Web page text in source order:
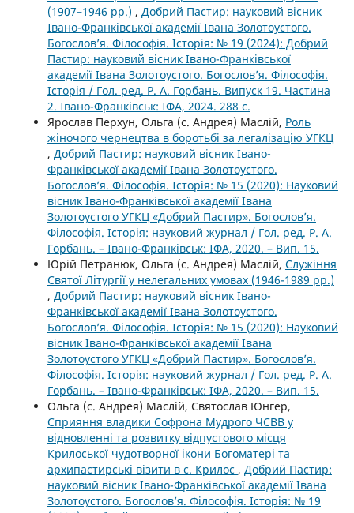
(1907–1946 рр.) , Добрий Пастир: науковий вісник
Івано-Франківської академії Івана Золотоустого.
Богослов’я. Філософія. Історія: № 19 (2024): Добрий
Пастир: науковий вісник Івано-Франківської
академії Івана Золотоустого. Богослов’я. Філософія.
Історія / Гол. ред. Р. А. Горбань. Випуск 19. Частина
2. Івано-Франківськ: ІФА, 2024. 288 с.
Ярослав Перхун, Ольга (с. Андрея) Маслій, Роль
жіночого чернецтва в боротьбі за легалізацію УГКЦ
, Добрий Пастир: науковий вісник Івано-
Франківської академії Івана Золотоустого.
Богослов’я. Філософія. Історія: № 15 (2020): Науковий
вісник Івано-Франківської академії Івана
Золотоустого УГКЦ «Добрий Пастир». Богослов’я.
Філософія. Історія: науковий журнал / Гол. ред. Р. А.
Горбань. – Івано-Франківськ: ІФА, 2020. – Вип. 15.
Юрій Петранюк, Ольга (с. Андрея) Маслій, Служіння
Святої Літургії у нелегальних умовах (1946-1989 рр.)
, Добрий Пастир: науковий вісник Івано-
Франківської академії Івана Золотоустого.
Богослов’я. Філософія. Історія: № 15 (2020): Науковий
вісник Івано-Франківської академії Івана
Золотоустого УГКЦ «Добрий Пастир». Богослов’я.
Філософія. Історія: науковий журнал / Гол. ред. Р. А.
Горбань. – Івано-Франківськ: ІФА, 2020. – Вип. 15.
Ольга (с. Андрея) Маслій, Святослав Юнгер,
Сприяння владики Софрона Мудрого ЧСВВ у
відновленні та розвитку відпустового місця
Крилоської чудотворної ікони Богоматері та
архипастирські візити в с. Крилос , Добрий Пастир:
науковий вісник Івано-Франківської академії Івана
Золотоустого. Богослов’я. Філософія. Історія: № 19